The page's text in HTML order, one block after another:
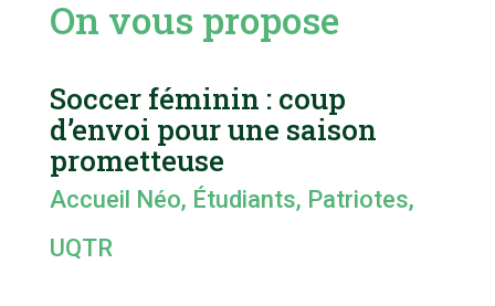
On vous propose
Soccer féminin : coup
d’envoi pour une saison
prometteuse
Accueil Néo, Étudiants, Patriotes,
UQTR